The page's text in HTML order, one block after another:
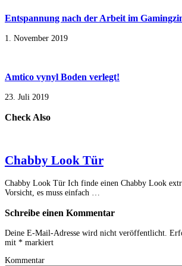
Entspannung nach der Arbeit im
1. November 2019
Amtico vynyl Boden verlegt!
23. Juli 2019
Check Also
Chabby Look Tür
Chabby Look Tür Ich finde einen Chabby Look
Vorsicht, es muss einfach …
Schreibe einen Kommentar
Deine E-Mail-Adresse wird nicht veröffentlicht.
mit * markiert
Kommentar